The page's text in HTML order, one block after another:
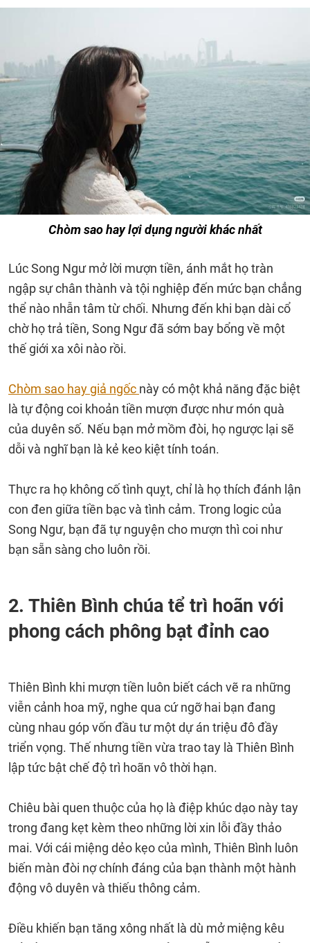
Chòm sao hay lợi dụng người khác nhất
Lúc Song Ngư mở lời mượn tiền, ánh mắt họ tràn
ngập sự chân thành và tội nghiệp đến mức bạn chẳng
thể nào nhẫn tâm từ chối. Nhưng đến khi bạn dài cổ
chờ họ trả tiền, Song Ngư đã sớm bay bổng về một
thế giới xa xôi nào rồi.
Chòm sao hay giả ngốc này có một khả năng đặc biệt
là tự động coi khoản tiền mượn được như món quà
của duyên số. Nếu bạn mở mồm đòi, họ ngược lại sẽ
dỗi và nghĩ bạn là kẻ keo kiệt tính toán.
Thực ra họ không cố tình quỵt, chỉ là họ thích đánh lận
con đen giữa tiền bạc và tình cảm. Trong logic của
Song Ngư, bạn đã tự nguyện cho mượn thì coi như
bạn sẵn sàng cho luôn rồi.
2. Thiên Bình chúa tể trì hoãn với
phong cách phông bạt đỉnh cao
Thiên Bình khi mượn tiền luôn biết cách vẽ ra những
viễn cảnh hoa mỹ, nghe qua cứ ngỡ hai bạn đang
cùng nhau góp vốn đầu tư một dự án triệu đô đầy
triển vọng. Thế nhưng tiền vừa trao tay là Thiên Bình
lập tức bật chế độ trì hoãn vô thời hạn.
Chiêu bài quen thuộc của họ là điệp khúc dạo này tay
trong đang kẹt kèm theo những lời xin lỗi đầy thảo
mai. Với cái miệng dẻo kẹo của mình, Thiên Bình luôn
biến màn đòi nợ chính đáng của bạn thành một hành
động vô duyên và thiếu thông cảm.
Điều khiến bạn tăng xông nhất là dù mở miệng kêu